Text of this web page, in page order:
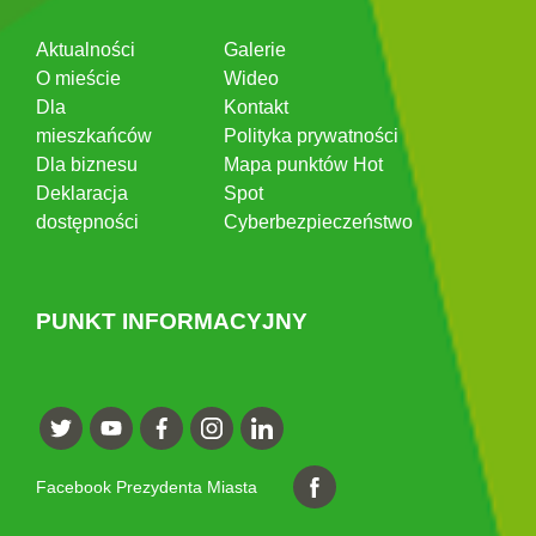
Aktualności
O mieście
Dla
mieszkańców
Dla biznesu
Deklaracja
dostępności
Galerie
Wideo
Kontakt
Polityka prywatności
Mapa punktów Hot
Spot
Cyberbezpieczeństwo
PUNKT INFORMACYJNY
Facebook Prezydenta Miasta